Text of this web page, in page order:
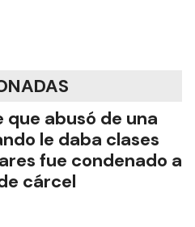
que abusó de una
le daba clases
fue condenado a
cárcel